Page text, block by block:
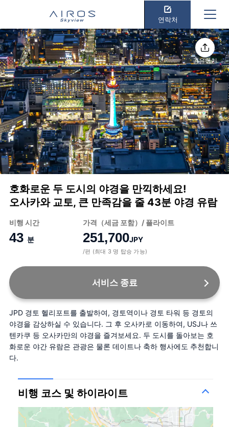
연락처
공유하기
호화로운 두 도시의 야경을 만끽하세요!
오사카와 교토, 큰 만족감을 줄 43분 야경 유람
비행 시간
43 분
가격（세금 포함）/ 플라이트
251,700JPY
/편 (최대 3 명 탑승 가능)
서비스 종료
JPD 경토 헬리포트를 출발하여, 경토역이나 경토 타워 등 경토의
야경을 감상하실 수 있습니다. 그 후 오사카로 이동하여, USJ나 쓰
텐카쿠 등 오사카만의 야경을 즐겨보세요. 두 도시를 돌아보는 호
화로운 야간 유람은 관광은 물론 데이트나 축하 행사에도 추천합니
다.
비행 코스 및 하이라이트